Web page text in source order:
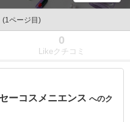
(1ページ目)
0
Likeクチコミ
ーコスメニエンス へのク